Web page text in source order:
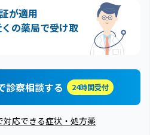
が適用
の薬局で受け取
診察相談する 24時間受付
対応できる症状・処方薬